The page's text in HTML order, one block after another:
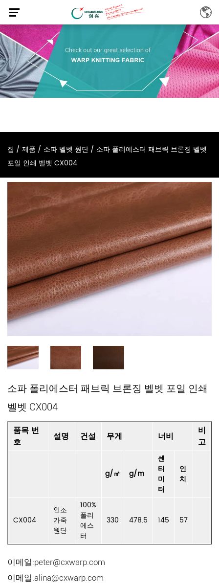
집 / 제품 / 소파 벨벳 원단 / 소파 폴리에스터 패브릭 브론징 벨벳
포일 인쇄 벨벳 CX004
소파 폴리에스터 패브릭 브론징 벨벳 포일 인쇄
벨벳 CX004
품목 번
호
설명 건설 무게 너비
비
고
g/㎡ g/m
센
티
미
터
인
치
CX004
인조
가죽
원단
100%
폴리
에스
터
330 478.5 145 57
이메일:peter@cxwarp.com
이메일:alina@cxwarp.com